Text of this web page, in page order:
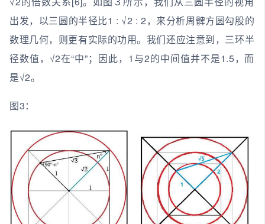
出发，以三圆的半径比1 : √2 : 2，来分析周髀方圆勾股的
数理几何，则更有实际的功用。我们还应注意到，三环半
径数值，√2在“中”；因此，1与2的中间值并不是1.5，而
是√2。
图3：